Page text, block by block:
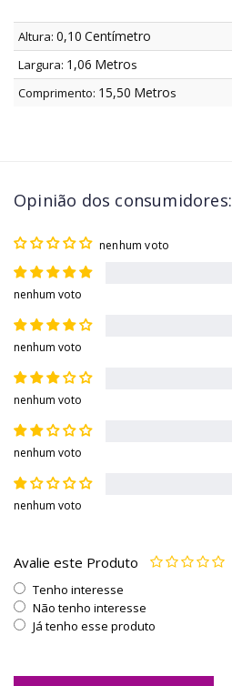
Altura: 0,10 Centímetro
Largura: 1,06 Metros
Comprimento: 15,50 Metros
Opinião dos consumidores:
nenhum voto
nenhum voto
nenhum voto
nenhum voto
nenhum voto
nenhum voto
Avalie este Produto
Tenho interesse
Não tenho interesse
Já tenho esse produto